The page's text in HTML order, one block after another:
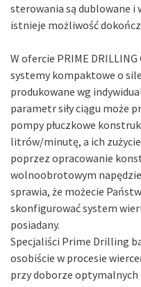
sterowania są dublowane i
istnieje możliwość
W ofercie PRIME
systemy kompaktowe o
produkowane wg
parametr siły ciągu może
pompy płuczkowe
litrów/minutę, a ich
poprzez opracowanie
wolnoobrotowym
sprawia, że możecie
skonfigurować system
posiadany.
Specjaliści Prime Drilling
osobiście w procesie
przy doborze optymalnych